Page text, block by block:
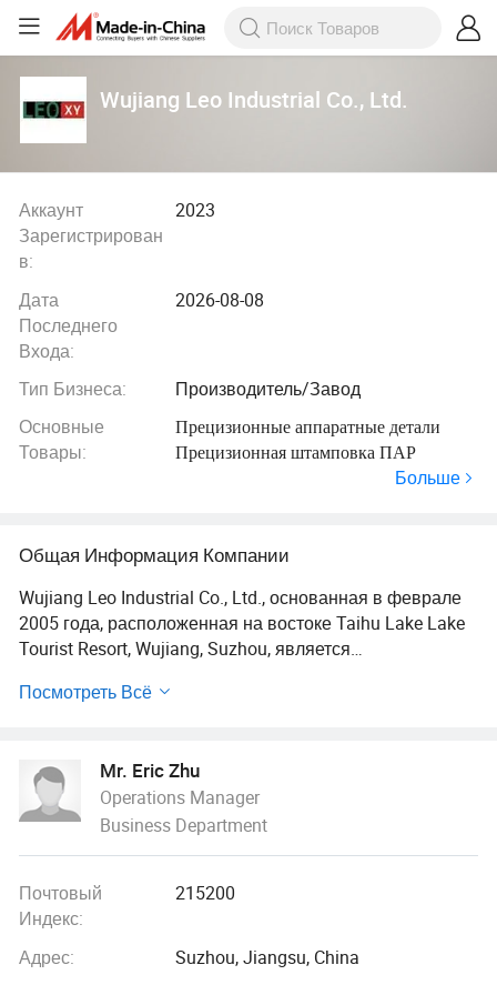
Wujiang Leo Industrial Co., Ltd.
Аккаунт
Зарегистрирован
в:
2023
Дата
Последнего
Входа:
2026-08-08
Тип Бизнеса:
Производитель/Завод
Основные
Товары:
Прецизионные аппаратные детали
Прецизионная штамповка ПАР
Больше
Общая Информация Компании
Wujiang Leo Industrial Co., Ltd., основанная в феврале
2005 года, расположенная на востоке Taihu Lake Lake
Tourist Resort, Wujiang, Suzhou, является
специализирующимся на индивидуальной обработке
отраслевые квалификационные сертификаты, такие
как ISO9001/14001/16949/13485, и имеет более 400
высокоточных станков с ЧПУ, включая 55
отечественных 3- и 4-х осевых обрабатывающих
центров MAZAK/MAKINO/DMG и 17 токарных
композиционных станков MAZAK/TSUGAMI; 8 внешних
цилиндрических шлифовальных машин, 4 внутренних
Посмотреть Всё
Mr. Eric Zhu
Operations Manager
Business Department
Почтовый
Индекс:
215200
Адрес: Suzhou, Jiangsu, China